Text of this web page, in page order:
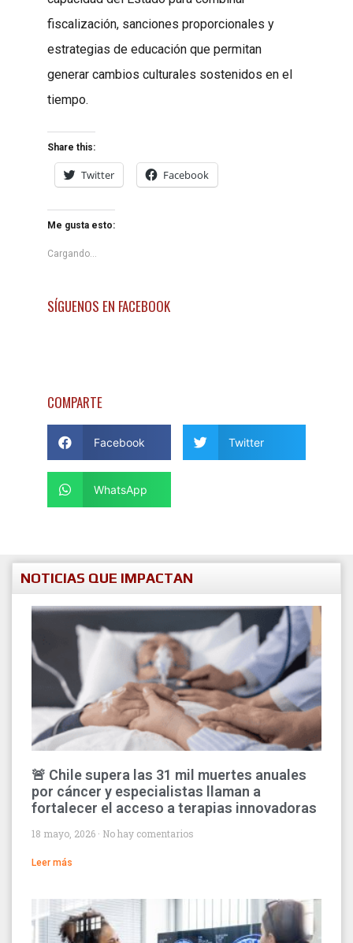
fiscalización, sanciones proporcionales y
estrategias de educación que permitan
generar cambios culturales sostenidos en el
tiempo.
Share this:
Twitter Facebook
Me gusta esto:
Cargando...
SÍGUENOS EN FACEBOOK
COMPARTE
Facebook Twitter
WhatsApp
NOTICIAS QUE IMPACTAN
🚨 Chile supera las 31 mil muertes anuales
por cáncer y especialistas llaman a
fortalecer el acceso a terapias innovadoras
18 mayo, 2026 No hay comentarios
Leer más